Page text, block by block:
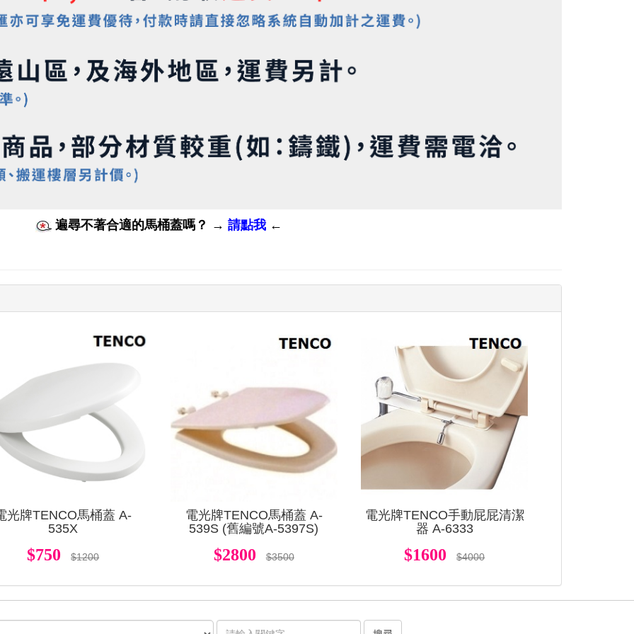
遍尋不著合適的馬桶蓋嗎？ → 請點我 ←
查看 查看
光牌TENCO馬桶蓋 A-
535X
$750 $1200
查看
電光牌TENCO馬桶蓋 A-
539S (舊編號A-5397S)
$2800 $3500
電光牌TENCO手動屁屁清潔
器 A-6333
$1600 $4000